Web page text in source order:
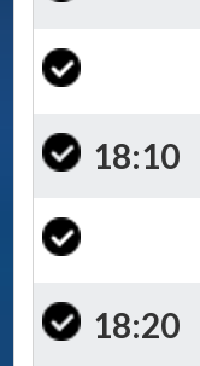
18:10
18:20